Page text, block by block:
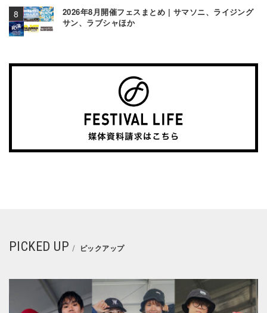
2026年8月開催フェスまとめ | サマソニ、ライジング
サン、ラブシャほか
PICKED UP ピックアップ